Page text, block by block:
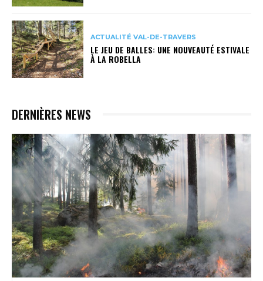
ACTUALITÉ VAL-DE-TRAVERS
LE JEU DE BALLES: UNE NOUVEAUTÉ ESTIVALE
À LA ROBELLA
DERNIÈRES NEWS